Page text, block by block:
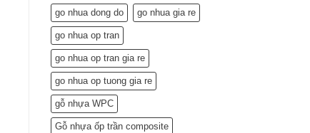
Khỏe
Quyết
Chọn
go nhua dong do go nhua gia re
go nhua op tran
go nhua op tran gia re
go nhua op tuong gia re
gỗ nhựa WPC
Gỗ nhựa ốp trần composite